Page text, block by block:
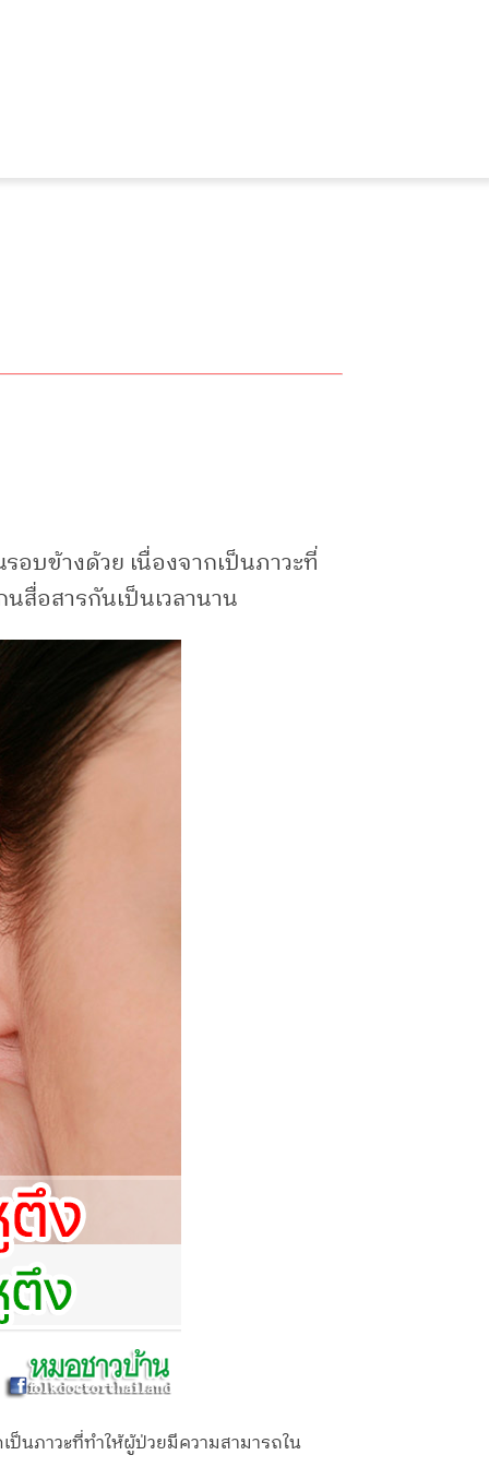
บข้างด้วย เนื่องจากเป็นภาวะที่
สื่อสารกันเป็นเวลานาน
นภาวะที่ทำให้ผู้ป่วยมีความสามารถใน